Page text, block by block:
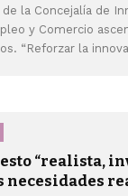
la Concejalía de
y Comercio
“Reforzar la
“realista,
necesidades